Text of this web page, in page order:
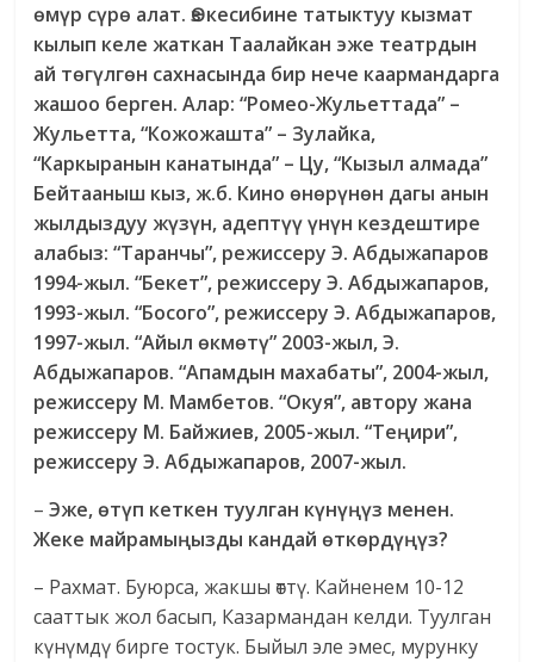
өмүр сүрө алат. Өз кесибине татыктуу кызмат
кылып келе жаткан Таалайкан эже театрдын
ай төгүлгөн сахнасында бир нече каармандарга
жашоо берген. Алар: “Ромео-Жульеттада” –
Жульетта, “Кожожашта” – Зулайка,
“Каркыранын канатында” – Цу, “Кызыл алмада”
Бейтааныш кыз, ж.б. Кино өнөрүнөн дагы анын
жылдыздуу жүзүн, адептүү үнүн кездештире
алабыз: “Таранчы”, режиссеру Э. Абдыжапаров
1994-жыл. “Бекет”, режиссеру Э. Абдыжапаров,
1993-жыл. “Босого”, режиссеру Э. Абдыжапаров,
1997-жыл. “Айыл өкмөтү” 2003-жыл, Э.
Абдыжапаров. “Апамдын махабаты”, 2004-жыл,
режиссеру М. Мамбетов. “Окуя”, автору жана
режиссеру М. Байжиев, 2005-жыл. “Теңири”,
режиссеру Э. Абдыжапаров, 2007-жыл.
–Эже, өтүп кеткен туулган күнүңүз менен.
Жеке майрамыңызды кандай өткөрдүңүз?
– Рахмат. Буюрса, жакшы өттү. Кайненем 10-12
сааттык жол басып, Казармандан келди. Туулган
күнүмдү бирге тостук. Быйыл эле эмес, мурунку